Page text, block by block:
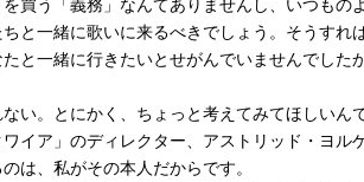
買う「義務」なんてありませんし、いつもの
と一緒に歌いに来るべきでしょう。そうすれ
たと一緒に行きたいとせがんでいませんでし
い。とにかく、ちょっと考えてみてほしいん
イア」のディレクター、アストリッド・ヨル
は、私がその本人だからです。